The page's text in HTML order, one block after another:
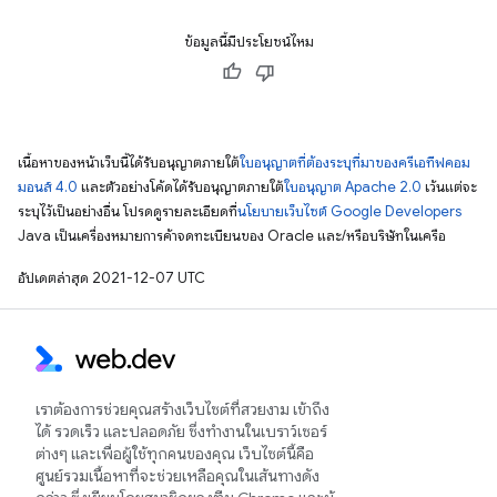
ข้อมูลนี้มีประโยชน์ไหม
เนื้อหาของหน้าเว็บนี้ได้รับอนุญาตภายใต้ใบอนุญาตที่ต้องระบุที่มาของครีเอทีฟคอม
มอนส์ 4.0 และตัวอย่างโค้ดได้รับอนุญาตภายใต้ใบอนุญาต Apache 2.0 เว้นแต่จะ
ระบุไว้เป็นอย่างอื่น โปรดดูรายละเอียดที่นโยบายเว็บไซต์ Google Developers
Java เป็นเครื่องหมายการค้าจดทะเบียนของ Oracle และ/หรือบริษัทในเครือ
อัปเดตล่าสุด 2021-12-07 UTC
เราต้องการช่วยคุณสร้างเว็บไซต์ที่สวยงาม เข้าถึง
ได้ รวดเร็ว และปลอดภัย ซึ่งทำงานในเบราว์เซอร์
ต่างๆ และเพื่อผู้ใช้ทุกคนของคุณ เว็บไซต์นี้คือ
ศูนย์รวมเนื้อหาที่จะช่วยเหลือคุณในเส้นทางดัง